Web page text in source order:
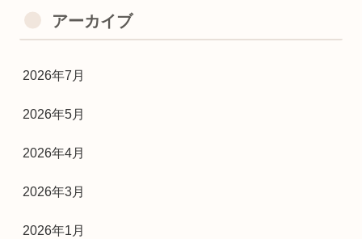
アーカイブ
2026年7月
2026年5月
2026年4月
2026年3月
2026年1月